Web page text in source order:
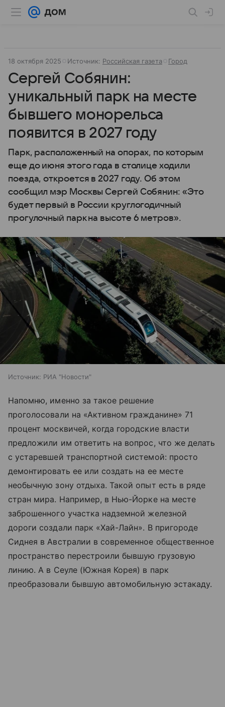
18 октября 2025 Источник: Российская газета Город
Сергей Собянин:
уникальный парк на месте
бывшего монорельса
появится в 2027 году
Парк, расположенный на опорах, по которым
еще до июня этого года в столице ходили
поезда, откроется в 2027 году. Об этом
сообщил мэр Москвы Сергей Собянин: «Это
будет первый в России круглогодичный
прогулочный парк на высоте 6 метров».
Источник: РИА "Новости"
Напомню, именно за такое решение
проголосовали на «Активном гражданине» 71
процент москвичей, когда городские власти
предложили им ответить на вопрос, что же делать
с устаревшей транспортной системой: просто
демонтировать ее или создать на ее месте
необычную зону отдыха. Такой опыт есть в ряде
стран мира. Например, в Нью-Йорке на месте
заброшенного участка надземной железной
дороги создали парк «Хай-Лайн». В пригороде
Сиднея в Австралии в современное общественное
пространство перестроили бывшую грузовую
линию. А в Сеуле (Южная Корея) в парк
преобразовали бывшую автомобильную эстакаду.